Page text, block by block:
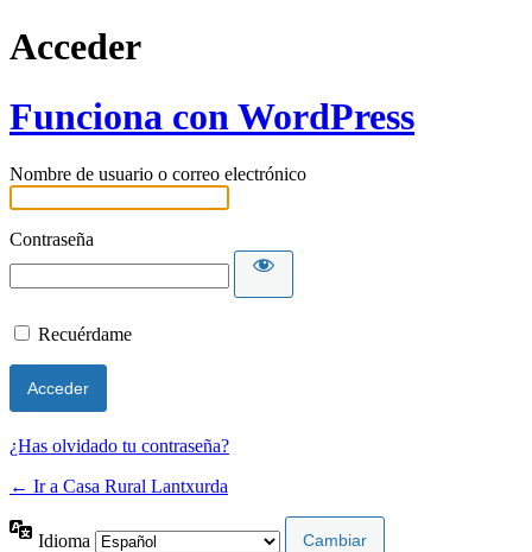
Acceder
Funciona con WordPress
Nombre de usuario o correo electrónico
Contraseña
Recuérdame
¿Has olvidado tu contraseña?
← Ir a Casa Rural Lantxurda
Idioma